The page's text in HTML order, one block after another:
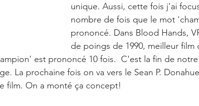
unique. Aussi, cette fois j'ai
nombre de fois que le mot
prononcé. Dans Blood Hands,
de poings de 1990, meilleur film
est prononcé 10 fois.  C'est la fin de
La prochaine fois on va vers le Sean P.
film. On a monté ça concept!